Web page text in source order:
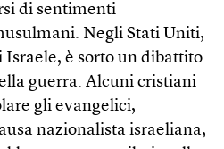
di sentimenti
Negli Stati Uniti,
è sorto un dibattito
guerra. Alcuni cristiani
gli evangelici,
nazionalista israeliana,